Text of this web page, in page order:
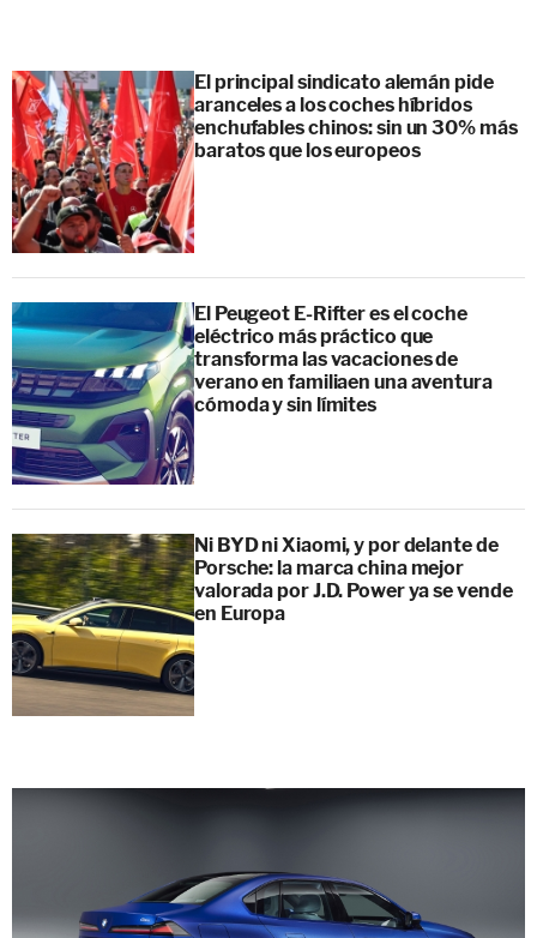
El principal sindicato alemán pide
aranceles a los coches híbridos
enchufables chinos: sin un 30% más
baratos que los europeos
El Peugeot E-Rifter es el coche
eléctrico más práctico que
transforma las vacaciones de
verano en familiaen una aventura
cómoda y sin límites
Ni BYD ni Xiaomi, y por delante de
Porsche: la marca china mejor
valorada por J.D. Power ya se vende
en Europa